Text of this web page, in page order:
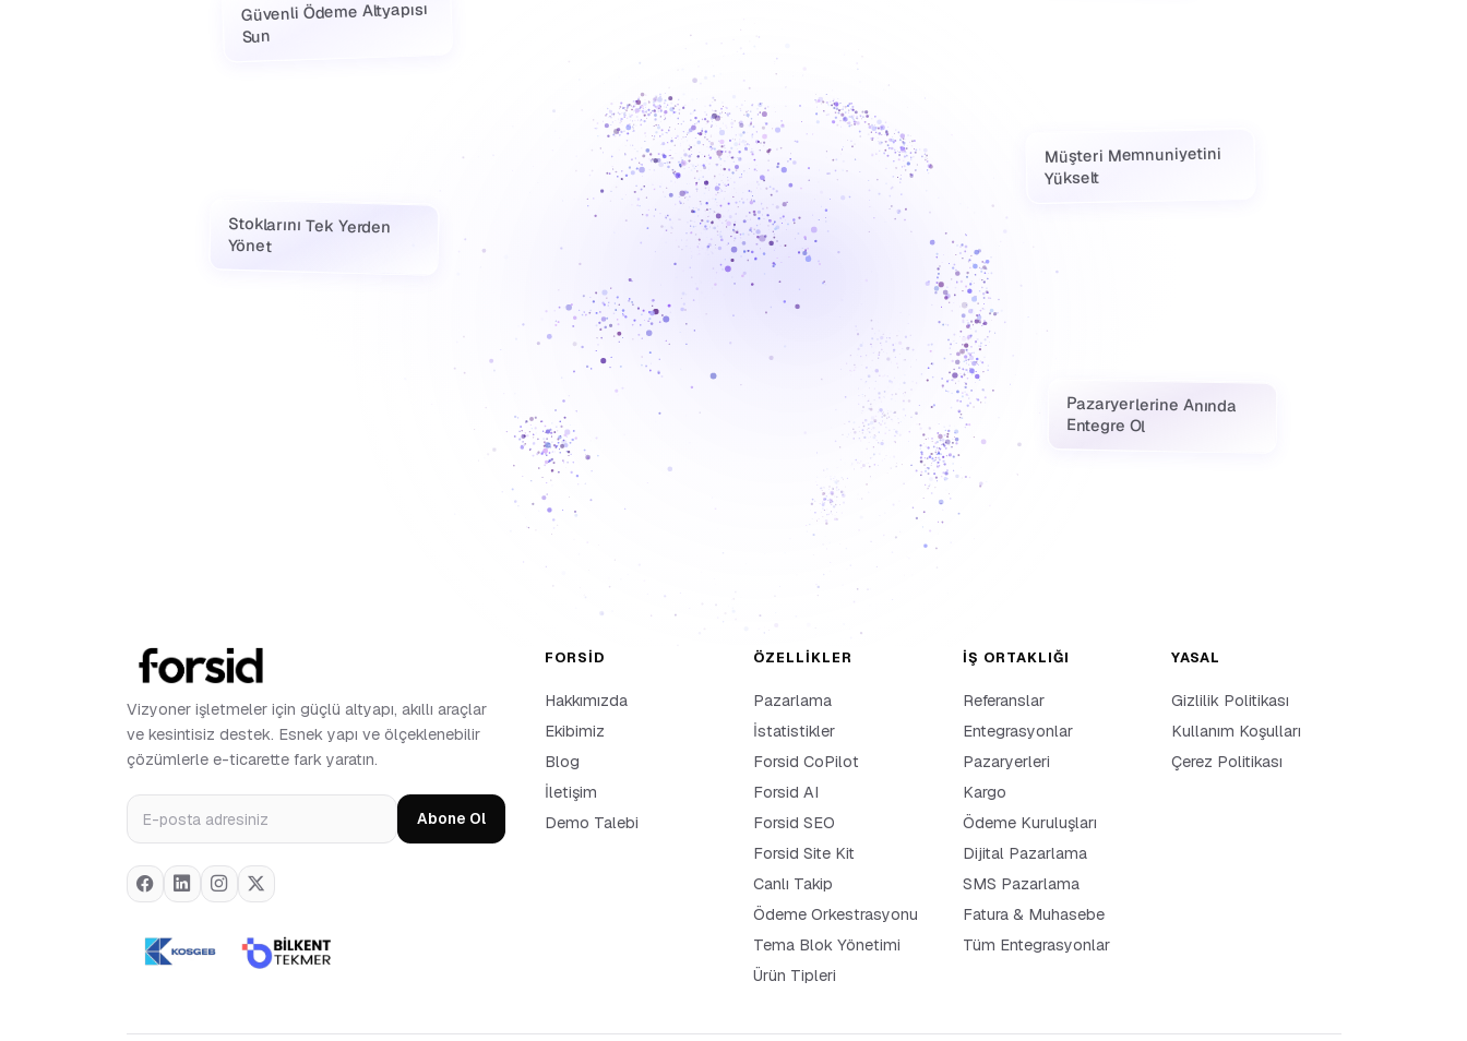
Güvenli Ödeme Altyapısı
Sun
Stoklarını Tek Yerden
Yönet
Müşteri Memnuniyetini
Yükselt
Pazaryerlerine Anında
Entegre Ol
Vizyoner işletmeler için güçlü altyapı, akıllı araçlar
ve kesintisiz destek. Esnek yapı ve ölçeklenebilir
çözümlerle e-ticarette fark yaratın.
Abone Ol
FORSID
Hakkımızda
Ekibimiz
Blog
İletişim
Demo Talebi
ÖZELLIKLER
Pazarlama
İstatistikler
Forsid CoPilot
Forsid AI
Forsid SEO
Forsid Site Kit
Canlı Takip
Ödeme Orkestrasyonu
Tema Blok Yönetimi
Ürün Tipleri
İŞ ORTAKLIĞI
Referanslar
Entegrasyonlar
Pazaryerleri
Kargo
Ödeme Kuruluşları
Dijital Pazarlama
SMS Pazarlama
Fatura & Muhasebe
Tüm Entegrasyonlar
YASAL
Gizlilik Politikası
Kullanım Koşulları
Çerez Politikası